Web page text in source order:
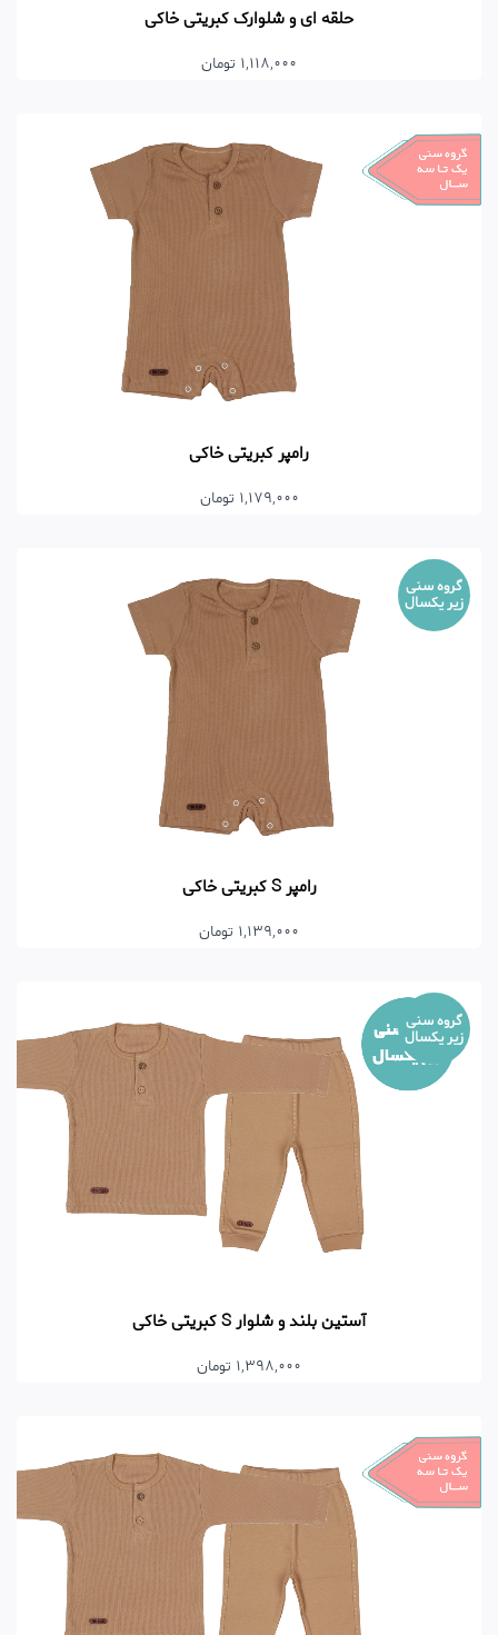
حلقه ای و شلوارک کبریتی خاکی
1,118,000 تومان
رامپر کبریتی خاکی
1,179,000 تومان
گروه سنی
زیر یکسال
رامپر S کبریتی خاکی
1,139,000 تومان
گروه سنی
زیر یکسال
آستین بلند و شلوار S کبریتی خاکی
1,398,000 تومان